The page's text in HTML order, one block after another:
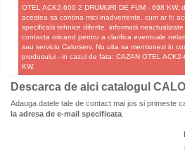
OTEL ACK2-600 2 DRUMURI DE FUM - 698 KW,
acestea sa contina mici inadvertente, cum ar fi:
specificatii tehnice diferite, informatii
contacta oricand pentru a clarifica eventuale
sau serviciu Calorserv. Nu uita sa mentionezi in
produsului - in cazul de fata: CAZAN OTEL
KW.
Descarca de aici catalogul
Adauga datele tale de contact mai jos si primeste
la adresa de e-mail specificata